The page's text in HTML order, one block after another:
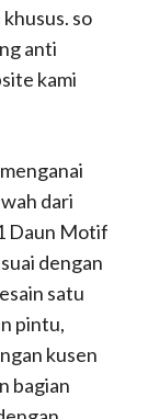
so
anti
kami
dari
Daun Motif
dengan
satu
pintu,
kusen
bagian